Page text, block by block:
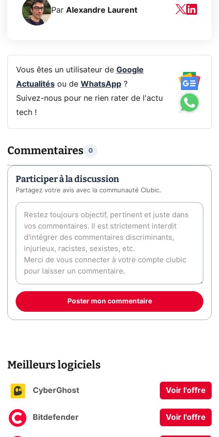
Par Alexandre Laurent
Vous êtes un utilisateur de Google
Actualitésou de WhatsApp?
Suivez-nous pour ne rien rater de l'actu
tech !
Commentaires 0
Participer à la discussion
Partagez votre avis avec la communauté Clubic.
Poster mon commentaire
Meilleurs logiciels
CyberGhost Voir l'offre
Bitdefender Voir l'offre